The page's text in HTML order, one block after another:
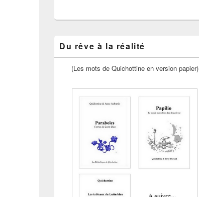
Du rêve à la réalité
(Les mots de Quichottine en version papier)